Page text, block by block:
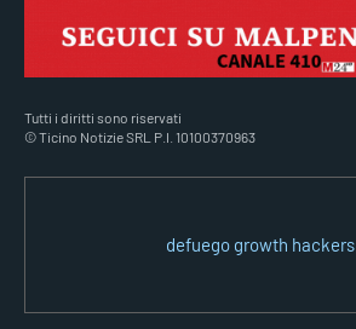
Tutti i diritti sono riservati
© Ticino Notizie SRL P.I. 10100370963
defuego growth hackers